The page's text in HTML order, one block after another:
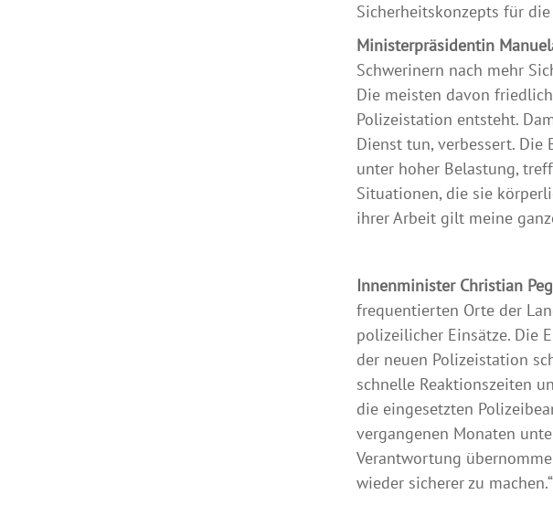
Sicherheitskonzepts für
Ministerpräsidentin
Schwerinern nach mehr
Die meisten davon
Polizeistation entsteht.
Dienst tun, verbessert.
unter hoher Belastung,
Situationen, die sie
ihrer Arbeit gilt meine
Innenminister Christian
frequentierten Orte der
polizeilicher Einsätze. Die
der neuen Polizeistation
schnelle Reaktionszeiten
die eingesetzten
vergangenen Monaten
Verantwortung
wieder sicherer zu machen.“